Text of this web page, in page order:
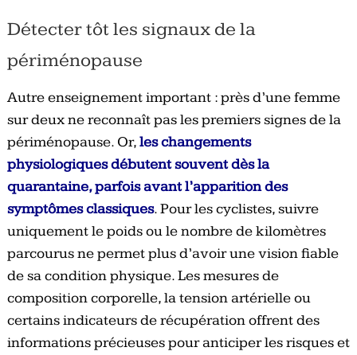
Détecter tôt les signaux de la
périménopause
Autre enseignement important : près d’une femme
sur deux ne reconnaît pas les premiers signes de la
périménopause. Or,les changements
physiologiques débutent souvent dès la
quarantaine, parfois avant l’apparition des
symptômes classiques. Pour les cyclistes, suivre
uniquement le poids ou le nombre de kilomètres
parcourus ne permet plus d’avoir une vision fiable
de sa condition physique. Les mesures de
composition corporelle, la tension artérielle ou
certains indicateurs de récupération offrent des
informations précieuses pour anticiper les risques et